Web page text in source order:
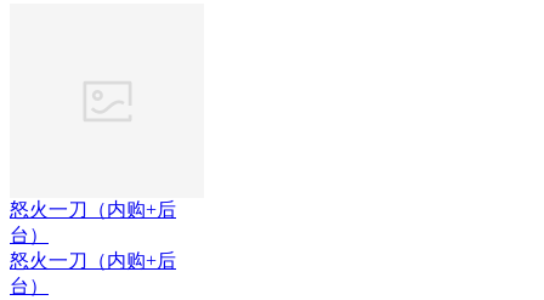
怒火一刀（内购+后
台）
怒火一刀（内购+后
台）